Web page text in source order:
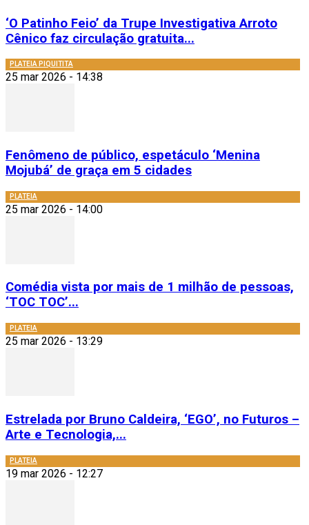
‘O Patinho Feio’ da Trupe Investigativa Arroto
Cênico faz circulação gratuita...
PLATEIA PIQUITITA
25 mar 2026 - 14:38
Fenômeno de público, espetáculo ‘Menina
Mojubá’ de graça em 5 cidades
PLATEIA
25 mar 2026 - 14:00
Comédia vista por mais de 1 milhão de pessoas,
‘TOC TOC’...
PLATEIA
25 mar 2026 - 13:29
Estrelada por Bruno Caldeira, ‘EGO’, no Futuros –
Arte e Tecnologia,...
PLATEIA
19 mar 2026 - 12:27